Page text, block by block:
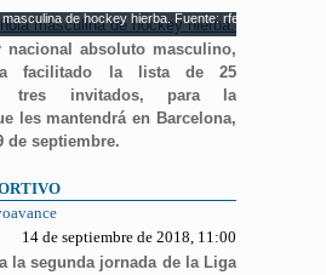
de hockey hierba. Fuente: rfeh
nacional absoluto masculino,
facilitado la lista de 25
tres invitados, para la
les mantendrá en Barcelona,
de septiembre.
14 de septiembre de 2018, 11:00
la segunda jornada de la Liga